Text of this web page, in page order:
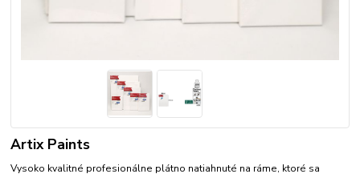
Artix Paints
Vysoko kvalitné profesionálne plátno natiahnuté na ráme, ktoré sa